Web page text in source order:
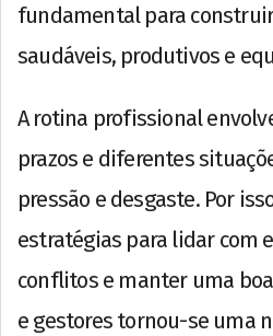
fundamental para
saudáveis, produtivos e
A rotina profissional
prazos e diferentes
pressão e desgaste. Por
estratégias para lidar com
conflitos e manter uma
e gestores tornou-se uma